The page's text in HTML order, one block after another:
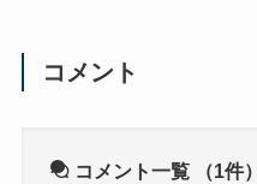
コメント
コメント一覧 （1件）